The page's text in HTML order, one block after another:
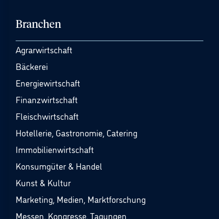
Branchen
Agrarwirtschaft
Bäckerei
Energiewirtschaft
Finanzwirtschaft
Fleischwirtschaft
Hotellerie, Gastronomie, Catering
Immobilienwirtschaft
Konsumgüter & Handel
Kunst & Kultur
Marketing, Medien, Marktforschung
Messen, Kongresse, Tagungen